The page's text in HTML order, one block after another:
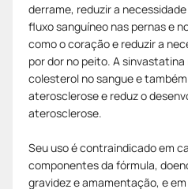
derrame, reduzir a
fluxo sanguíneo nas pernas e
como o coração e reduzir a
por dor no peito. A sinvastatina
colesterol no sangue e
aterosclerose e reduz o
aterosclerose.
Seu uso é contraindicado em
componentes da fórmula,
gravidez e amamentação, e